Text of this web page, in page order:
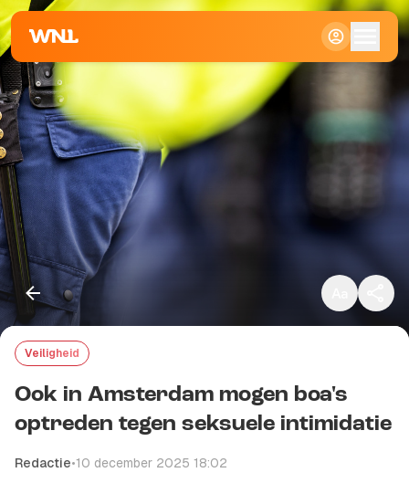
Veiligheid
Ook in Amsterdam mogen boa's
optreden tegen seksuele intimidatie
Redactie•10 december 2025 18:02